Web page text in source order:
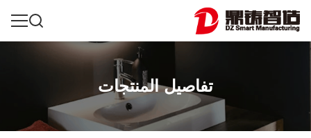
تفاصيل المنتجات